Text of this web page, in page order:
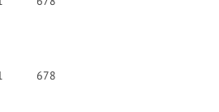
678